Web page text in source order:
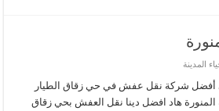
المدينة
أفضل شركة نقل عفش في حي زقاق الطيار
المنورة هاد افضل دينا نقل العفش بحي زقاق